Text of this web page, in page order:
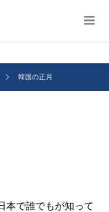
韓国の正月
本で誰でもが知って